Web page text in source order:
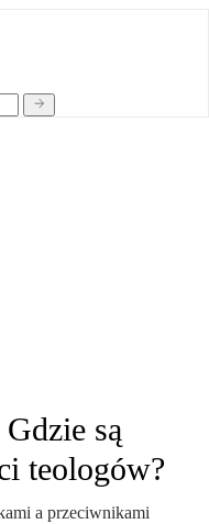
są
teologów?
a przeciwnikami